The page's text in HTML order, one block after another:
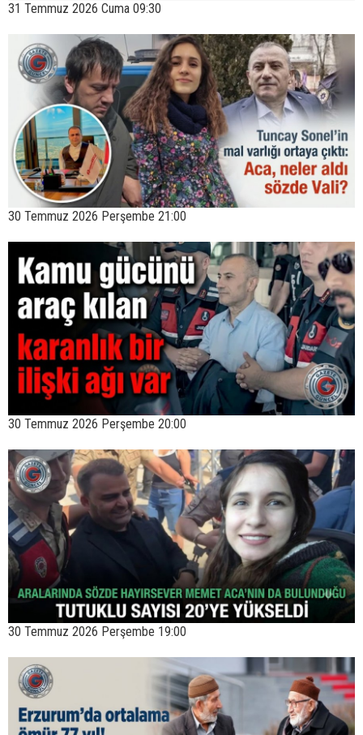
31 Temmuz 2026 Cuma 09:30
30 Temmuz 2026 Perşembe 21:00
30 Temmuz 2026 Perşembe 20:00
30 Temmuz 2026 Perşembe 19:00